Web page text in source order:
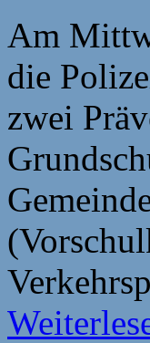
Am
die
zwei